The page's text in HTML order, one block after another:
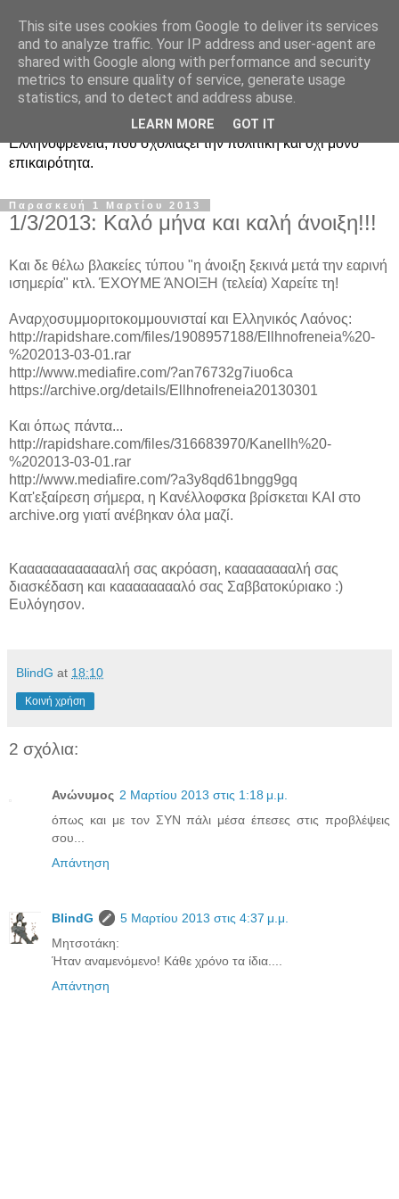
Ραδιοφωνική
Ελληνοφρένεια Unofficial
Η γνωστή ραδιοφωνική εκπομπή κατά κόσμον
Ελληνοφρένεια, που σχολιάζει την πολιτική και όχι μόνο
επικαιρότητα.
Παρασκευή 1 Μαρτίου 2013
1/3/2013: Καλό μήνα και καλή άνοιξη!!!
Και δε θέλω βλακείες τύπου "η άνοιξη ξεκινά μετά την εαρινή
ισημερία" κτλ. ΈΧΟΥΜΕ ΆΝΟΙΞΗ (τελεία) Χαρείτε τη!
Αναρχοσυμμοριτοκομμουνισταί και Ελληνικός Λαόνος:
http://rapidshare.com/files/1908957188/Ellhnofreneia%20-
%202013-03-01.rar
http://www.mediafire.com/?an76732g7iuo6ca
https://archive.org/details/Ellhnofreneia20130301
Και όπως πάντα...
http://rapidshare.com/files/316683970/Kanellh%20-
%202013-03-01.rar
http://www.mediafire.com/?a3y8qd61bngg9gq
Κατ'εξαίρεση σήμερα, η Κανέλλοφσκα βρίσκεται ΚΑΙ στο
archive.org γιατί ανέβηκαν όλα μαζί.
Κααααααααααααλή σας ακρόαση, κααααααααλή σας
διασκέδαση και κααααααααλό σας Σαββατοκύριακο :)
Ευλόγησον.
BlindG at 18:10
Κοινή χρήση
2 σχόλια:
Ανώνυμος 2 Μαρτίου 2013 στις 1:18 μ.μ.
όπως και με τον ΣΥΝ πάλι μέσα έπεσες στις προβλέψεις
σου...
Απάντηση
BlindG
5 Μαρτίου 2013 στις 4:37 μ.μ.
Μητσοτάκη:
Ήταν αναμενόμενο! Κάθε χρόνο τα ίδια....
Απάντηση
This site uses cookies from Google to deliver its services
and to analyze traffic. Your IP address and user-agent are
shared with Google along with performance and security
metrics to ensure quality of service, generate usage
statistics, and to detect and address abuse.
LEARN MORE GOT IT